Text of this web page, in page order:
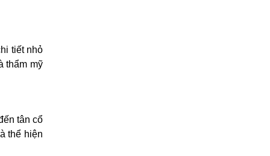
tiết nhỏ
thẩm mỹ
tân cổ
thể hiện